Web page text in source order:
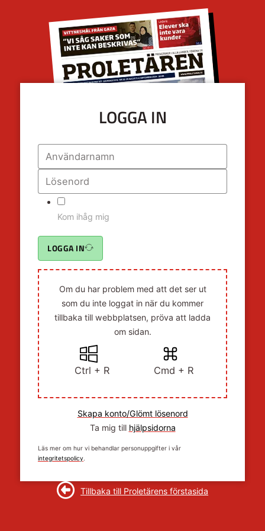
LOGGA IN
Kom ihåg mig
LOGGA IN
Om du har problem med att det ser ut
som du inte loggat in när du kommer
tillbaka till webbplatsen, pröva att ladda
om sidan.
Ctrl + R Cmd + R
Skapa konto/Glömt lösenord
Ta mig till hjälpsidorna
Läs mer om hur vi behandlar personuppgifter i vår
integritetspolicy.
Tillbaka till Proletärens förstasida